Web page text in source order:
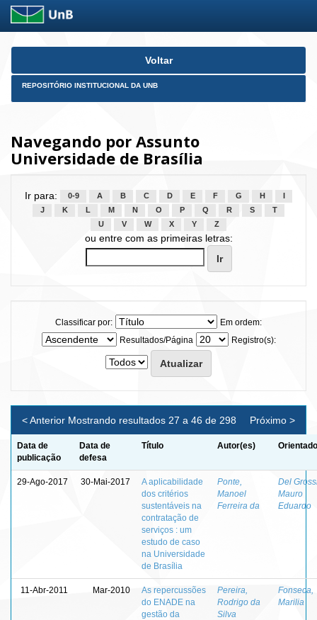
Skip
Voltar
REPOSITÓRIO INSTITUCIONAL DA UNB
Navegando por Assunto
Universidade de Brasília
Ir para: 0-9 A B C D E F G H
J
K L M N O P Q R S
T
U
V W X Y Z
ou entre com as primeiras letras:
Classificar por:
Em ordem:
Resultados/Página
Registro(s):
Mostrando resultados 27 a 46 de 298
< Anterior Próximo >
Data de
publicação
Data de
defesa
Título Autor(es)
29-Ago-2017 30-Mai-2017
A aplicabilidade
dos critérios
sustentáveis na
contratação de
serviços : um
estudo de caso
na Universidade
de Brasília
Ponte,
Manoel
Ferreira da
Del
Mauro
Eduardo
11-Abr-2011 Mar-2010
As repercussões
do ENADE na
gestão da
Pereira,
Rodrigo da
Silva
Fonseca,
Marilia